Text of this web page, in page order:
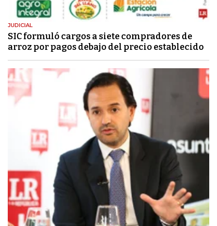
JUDICIAL
SIC formuló cargos a siete compradores de
arroz por pagos debajo del precio establecido